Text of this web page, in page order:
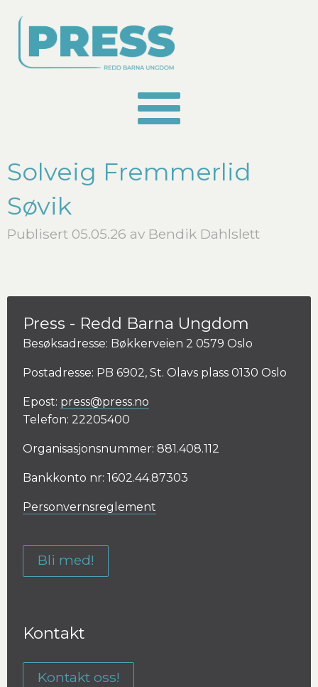
Solveig Fremmerlid
Søvik
Publisert 05.05.26 av Bendik Dahlslett
Press - Redd Barna Ungdom
Besøksadresse: Bøkkerveien 2 0579 Oslo
Postadresse: PB 6902, St. Olavs plass 0130 Oslo
Epost: press@press.no
Telefon: 22205400
Organisasjonsnummer: 881.408.112
Bankkonto nr: 1602.44.87303
Personvernsreglement
Bli med!
Kontakt
Kontakt oss!